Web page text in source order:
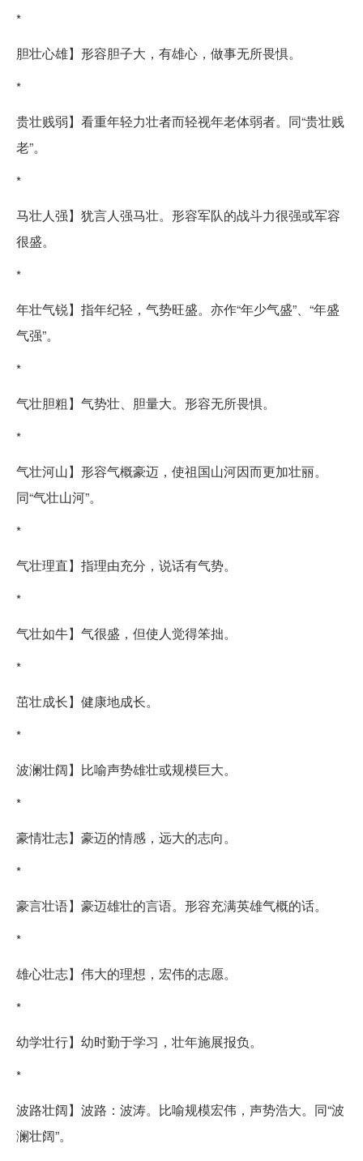
*
胆壮心雄】形容胆子大，有雄心，做事无所畏惧。
*
贵壮贱弱】看重年轻力壮者而轻视年老体弱者。同“贵壮贱
老”。
*
马壮人强】犹言人强马壮。形容军队的战斗力很强或军容
很盛。
*
年壮气锐】指年纪轻，气势旺盛。亦作“年少气盛”、“年盛
气强”。
*
气壮胆粗】气势壮、胆量大。形容无所畏惧。
*
气壮河山】形容气概豪迈，使祖国山河因而更加壮丽。
同“气壮山河”。
*
气壮理直】指理由充分，说话有气势。
*
气壮如牛】气很盛，但使人觉得笨拙。
*
茁壮成长】健康地成长。
*
波澜壮阔】比喻声势雄壮或规模巨大。
*
豪情壮志】豪迈的情感，远大的志向。
*
豪言壮语】豪迈雄壮的言语。形容充满英雄气概的话。
*
雄心壮志】伟大的理想，宏伟的志愿。
*
幼学壮行】幼时勤于学习，壮年施展报负。
*
波路壮阔】波路：波涛。比喻规模宏伟，声势浩大。同“波
澜壮阔”。